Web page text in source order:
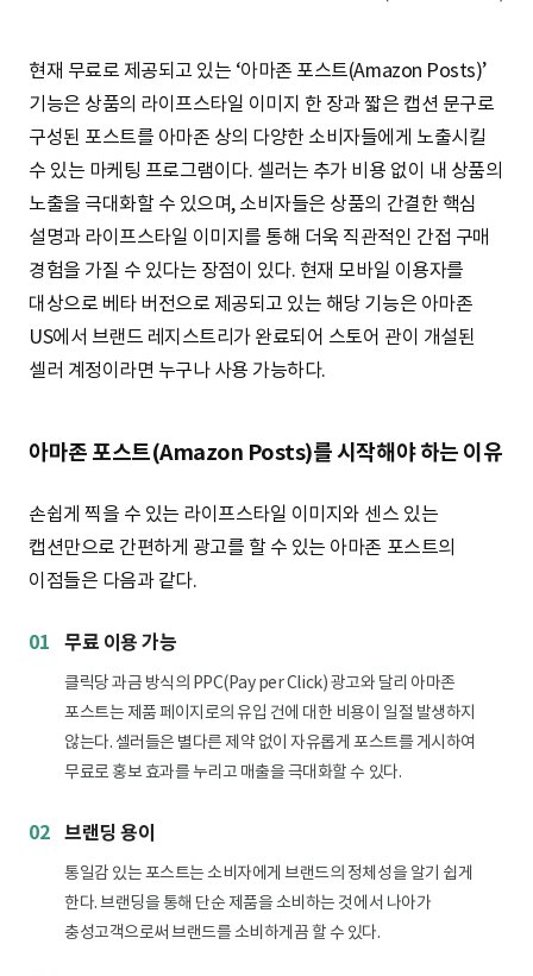
현재 무료로 제공되고 있는 ‘아마존 포스트(Amazon Posts)’
기능은 상품의 라이프스타일 이미지 한 장과 짧은 캡션 문구로
구성된 포스트를 아마존 상의 다양한 소비자들에게 노출시킬
수 있는 마케팅 프로그램이다. 셀러는 추가 비용 없이 내 상품의
노출을 극대화할 수 있으며, 소비자들은 상품의 간결한 핵심
설명과 라이프스타일 이미지를 통해 더욱 직관적인 간접 구매
경험을 가질 수 있다는 장점이 있다. 현재 모바일 이용자를
대상으로 베타 버전으로 제공되고 있는 해당 기능은 아마존
US에서 브랜드 레지스트리가 완료되어 스토어 관이 개설된
셀러 계정이라면 누구나 사용 가능하다.
아마존 포스트(Amazon Posts)를 시작해야 하는 이유
손쉽게 찍을 수 있는 라이프스타일 이미지와 센스 있는
캡션만으로 간편하게 광고를 할 수 있는 아마존 포스트의
이점들은 다음과 같다.
01 무료 이용 가능
클릭당 과금 방식의 PPC(Pay per Click) 광고와 달리 아마존
포스트는 제품 페이지로의 유입 건에 대한 비용이 일절 발생하지
않는다. 셀러들은 별다른 제약 없이 자유롭게 포스트를 게시하여
무료로 홍보 효과를 누리고 매출을 극대화할 수 있다.
02 브랜딩 용이
통일감 있는 포스트는 소비자에게 브랜드의 정체성을 알기 쉽게
한다. 브랜딩을 통해 단순 제품을 소비하는 것에서 나아가
충성고객으로써 브랜드를 소비하게끔 할 수 있다.